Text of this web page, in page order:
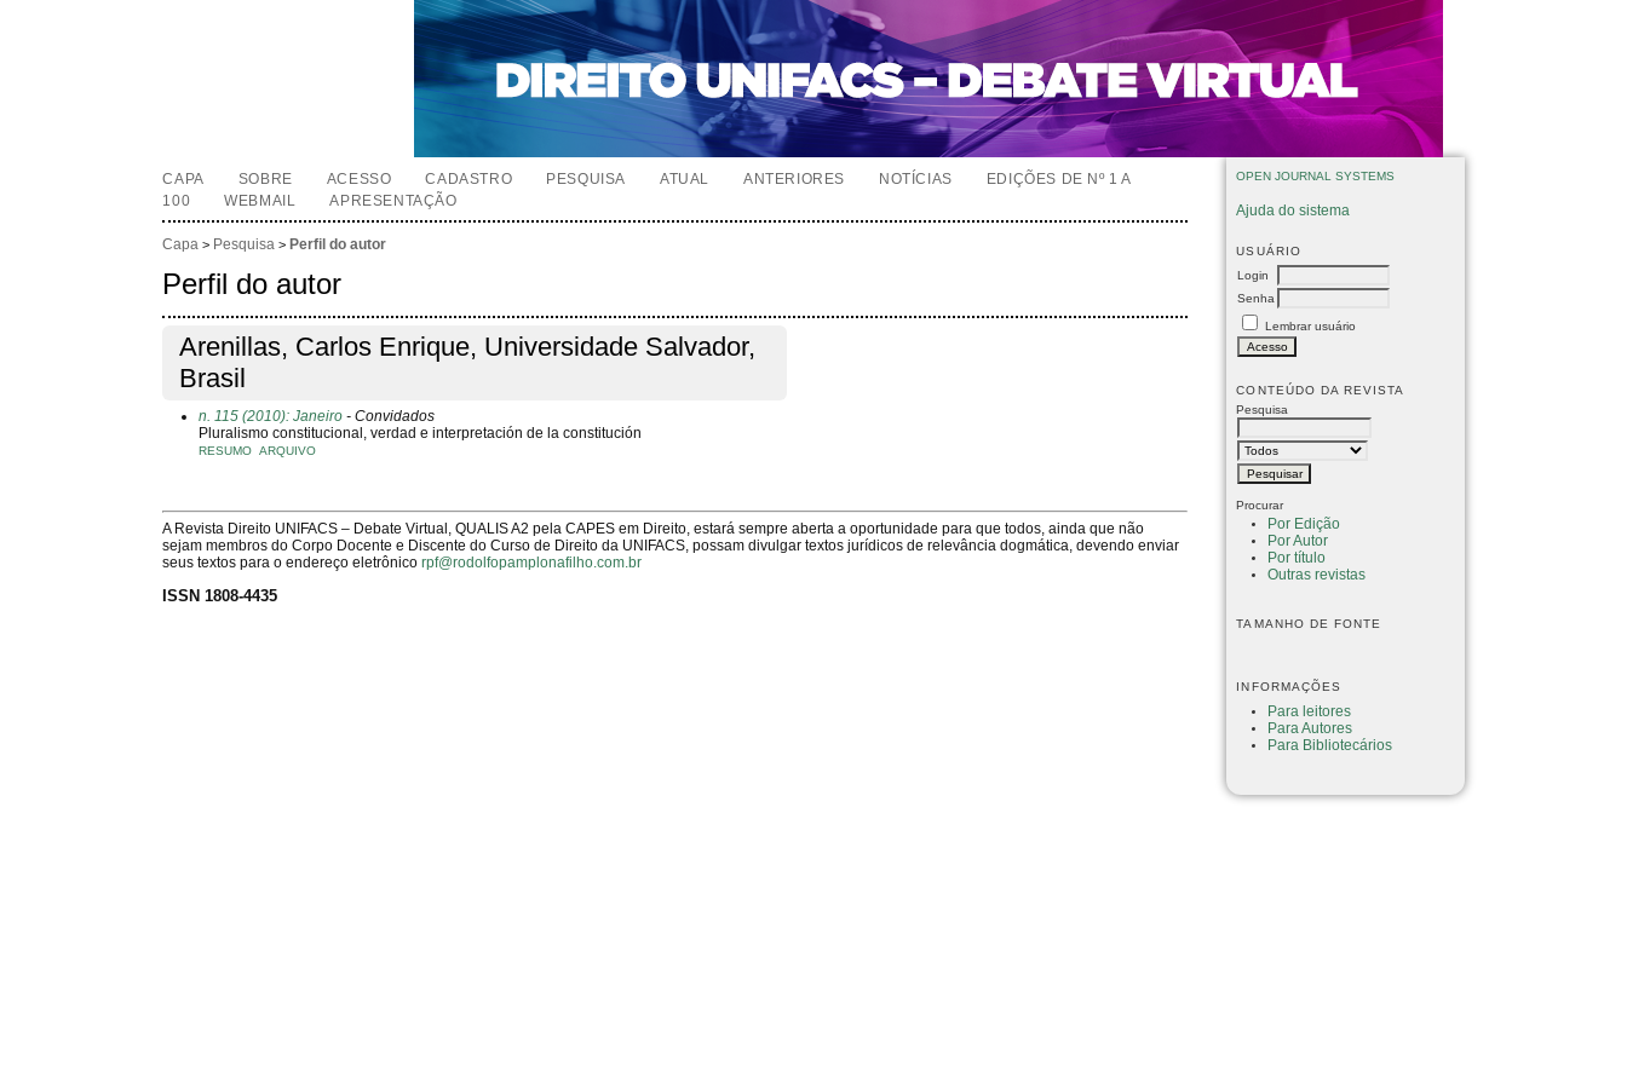
OPEN JOURNAL SYSTEMS
Ajuda do sistema
USUÁRIO
Login
Senha
Lembrar usuário
CONTEÚDO DA REVISTA
Pesquisa
Procurar
Por Edição
Por Autor
Por título
Outras revistas
TAMANHO DE FONTE
INFORMAÇÕES
Para leitores
Para Autores
Para Bibliotecários
CAPA SOBRE ACESSO CADASTRO PESQUISA ATUAL ANTERIORES NOTÍCIAS
EDIÇÕES DE Nº 1 A
100
WEBMAIL APRESENTAÇÃO
Capa > Pesquisa > Perfil do autor
Perfil do autor
Arenillas, Carlos Enrique, Universidade Salvador,
Brasil
n. 115 (2010): Janeiro - Convidados
Pluralismo constitucional, verdad e interpretación de la constitución
RESUMO ARQUIVO
A Revista Direito UNIFACS – Debate Virtual, QUALIS A2 pela CAPES em Direito, estará sempre aberta a oportunidade para que todos, ainda que não
sejam membros do Corpo Docente e Discente do Curso de Direito da UNIFACS, possam divulgar textos jurídicos de relevância dogmática, devendo enviar
seus textos para o endereço eletrônicorpf@rodolfopamplonafilho.com.br
ISSN 1808-4435